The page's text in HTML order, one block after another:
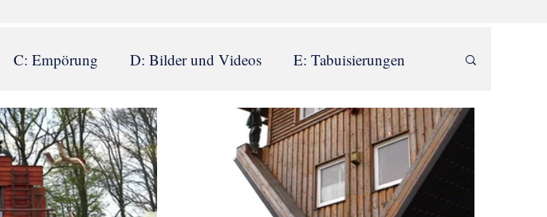
C: Empörung D: Bilder und Videos E: Tabuisierungen
I: Sichtblenden J: Journalistenschwärme
N: Verantwortungslosigkeit O: Unterdrückung